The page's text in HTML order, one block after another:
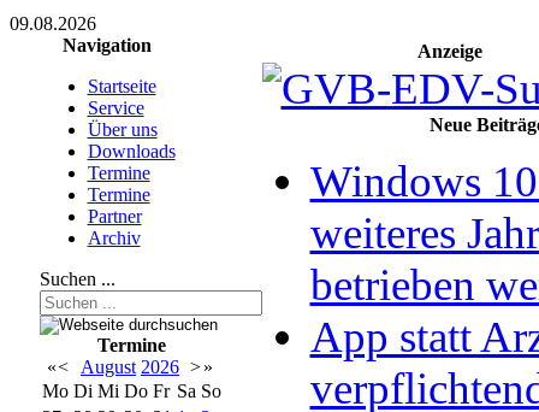
09.08.2026
Navigation
Startseite
Service
Über uns
Downloads
Termine
Termine
Partner
Archiv
Suchen ...
Termine
«< August 2026 >»
Mo Di Mi Do Fr Sa So
Anzeige
Neue
Windows
weiteres
betrieben
App statt